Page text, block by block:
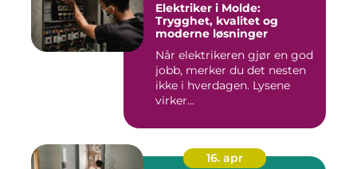
Elektriker i Molde:
Trygghet, kvalitet og
moderne løsninger
Når elektrikeren gjør en god
jobb, merker du det nesten
ikke i hverdagen. Lysene
virker...
16. apr